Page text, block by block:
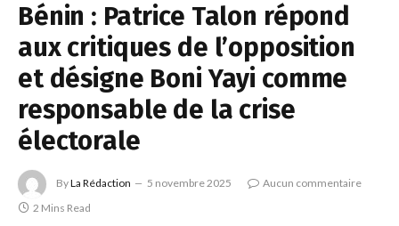
Bénin : Patrice Talon répond
aux critiques de l’opposition
et désigne Boni Yayi comme
responsable de la crise
électorale
ByLa Rédaction 5 novembre 2025
Aucun commentaire
2 Mins Read